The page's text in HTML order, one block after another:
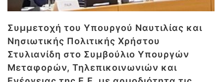
Συμμετοχή του Υπουργού Ναυτιλίας και
Νησιωτικής Πολιτικής Χρήστου
Στυλιανίδη στο Συμβούλιο Υπουργών
Μεταφορών, Τηλεπικοινωνιών και